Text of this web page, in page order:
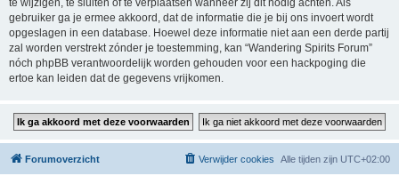
te wijzigen, te sluiten of te verplaatsen wanneer zij dit nodig achten. Als
gebruiker ga je ermee akkoord, dat de informatie die je bij ons invoert wordt
opgeslagen in een database. Hoewel deze informatie niet aan een derde partij
zal worden verstrekt zónder je toestemming, kan “Wandering Spirits Forum”
nóch phpBB verantwoordelijk worden gehouden voor een hackpoging die
ertoe kan leiden dat de gegevens vrijkomen.
Forumoverzicht Alle tijden zijn UTC+02:00
Verwijder cookies